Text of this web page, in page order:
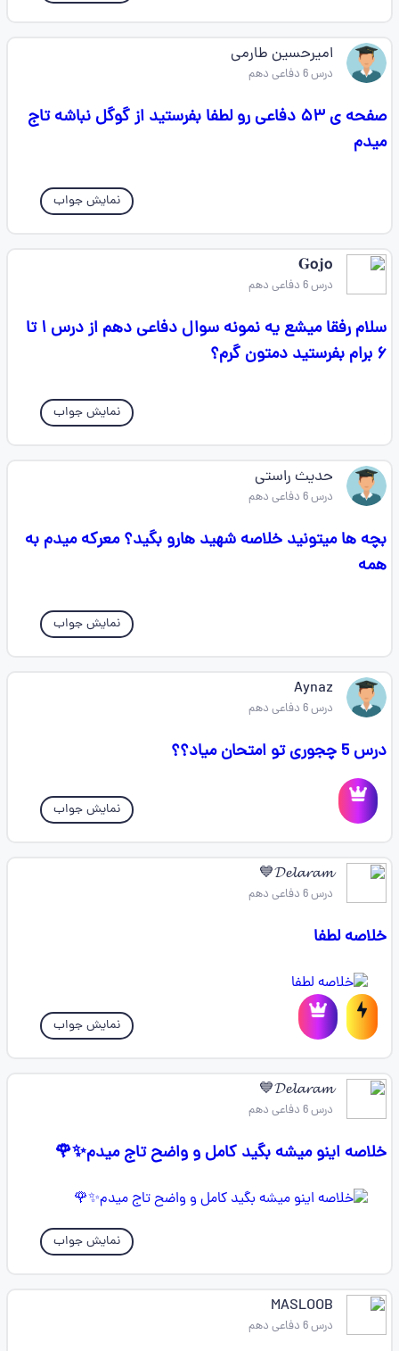
امیرحسین طارمی
درس 6 دفاعی دهم
صفحه ی ۵۳ دفاعی رو لطفا بفرستید از گوگل نباشه تاج
میدم
نمایش جواب
𝐆𝗼𝐣𝗼
درس 6 دفاعی دهم
سلام رفقا میشع یه نمونه سوال دفاعی دهم از درس ۱ تا
۶ برام بفرستید دمتون گرم؟
نمایش جواب
حدیث راستی
درس 6 دفاعی دهم
بچه ها میتونید خلاصه شهید هارو بگید؟ معرکه میدم به
همه
نمایش جواب
Aynaz
درس 6 دفاعی دهم
درس 5 چجوری تو امتحان میاد؟؟
نمایش جواب
𝓓𝓮𝓵𝓪𝓻𝓪𝓶💙
درس 6 دفاعی دهم
خلاصه لطفا
نمایش جواب
𝓓𝓮𝓵𝓪𝓻𝓪𝓶💙
درس 6 دفاعی دهم
خلاصه اینو میشه بگید کامل و واضح تاج میدم✨🌹
نمایش جواب
MASLOOB
درس 6 دفاعی دهم